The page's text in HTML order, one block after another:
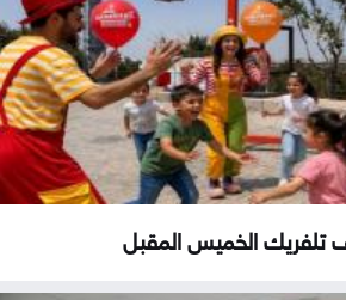
الخميس المقبل